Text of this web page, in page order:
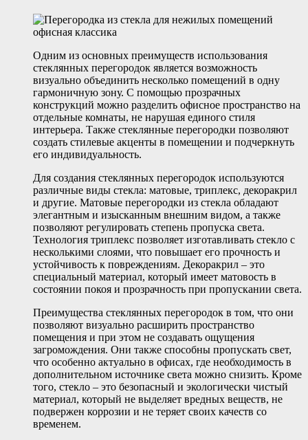
Одним из основных преимуществ использования
стеклянных перегородок является возможность
визуально объединить несколько помещений в одну
гармоничную зону. С помощью прозрачных
конструкций можно разделить офисное пространство на
отдельные комнаты, не нарушая единого стиля
интерьера. Также стеклянные перегородки позволяют
создать стилевые акценты в помещении и подчеркнуть
его индивидуальность.
Для создания стеклянных перегородок используются
различные виды стекла: матовые, триплекс, декоракрил
и другие. Матовые перегородки из стекла обладают
элегантным и изысканным внешним видом, а также
позволяют регулировать степень пропуска света.
Технология триплекс позволяет изготавливать стекло с
несколькими слоями, что повышает его прочность и
устойчивость к повреждениям. Декоракрил – это
специальный материал, который имеет матовость в
состоянии покоя и прозрачность при пропускании света.
Преимущества стеклянных перегородок в том, что они
позволяют визуально расширить пространство
помещения и при этом не создавать ощущения
загромождения. Они также способны пропускать свет,
что особенно актуально в офисах, где необходимость в
дополнительном источнике света можно снизить. Кроме
того, стекло – это безопасный и экологически чистый
материал, который не выделяет вредных веществ, не
подвержен коррозии и не теряет своих качеств со
временем.